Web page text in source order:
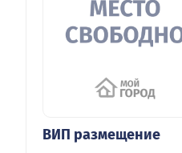
ВИП размещение